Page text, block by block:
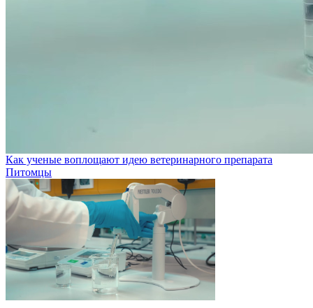
Как ученые воплощают идею ветеринарного препарата
Питомцы